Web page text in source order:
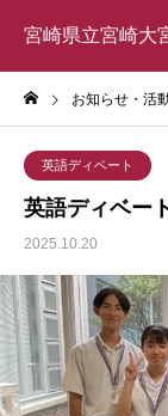
宮崎県立宮崎大
お知らせ・活
英語ディベート
英語ディベー
2025.10.20